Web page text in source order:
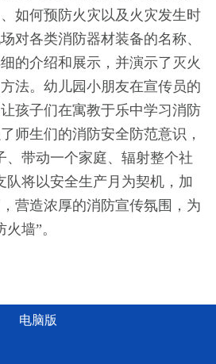
如何预防火灾以及火灾发生时
对各类消防器材装备的名称、
的介绍和展示，并演示了灭火
法。幼儿园小朋友在宣传员的
孩子们在寓教于乐中学习消防
师生们的消防安全防范意识，
、带动一个家庭、辐射整个社
队将以安全生产月为契机，加
营造浓厚的消防宣传氛围，为
墙”。
电脑版